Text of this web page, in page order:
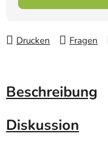
Drucken Fragen
Beschreibung
Diskussion